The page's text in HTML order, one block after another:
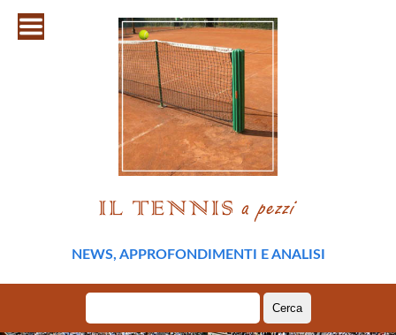
NEWS, APPROFONDIMENTI E ANALISI
per: